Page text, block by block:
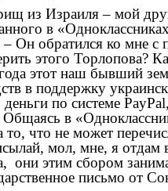
из Израиля – мой
в
– Он обратился ко мне с
этого Торлопова?
этот наш бывший
в поддержку
деньги по системе
Общаясь в
то, что не может
мол, мне, я отдам
они этим сбором
письмо от